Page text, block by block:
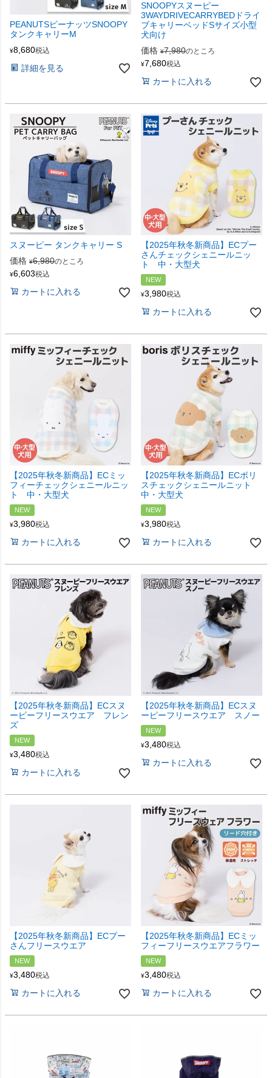
PEANUTSピーナッツSNOOPY
タンクキャリーM
¥8,680税込
詳細を見る
SNOOPYスヌーピー
3WAYDRIVECARRYBEDドライ
ブキャリーベッドSサイズ小型
犬向け
価格 ¥7,980のところ
¥7,680税込
カートに入れる
スヌーピー タンクキャリー S
価格 ¥6,980のところ
¥6,603税込
カートに入れる
【2025年秋冬新商品】ECプー
さんチェックシェニールニッ
ト 中・大型犬
NEW
¥3,980税込
カートに入れる
【2025年秋冬新商品】ECミッ
フィーチェックシェニールニッ
ト 中・大型犬
NEW
¥3,980税込
カートに入れる
【2025年秋冬新商品】ECボリ
スチェックシェニールニット
中・大型犬
NEW
¥3,980税込
カートに入れる
【2025年秋冬新商品】ECスヌ
ーピーフリースウエア フレン
ズ
NEW
¥3,480税込
カートに入れる
【2025年秋冬新商品】ECスヌ
ーピーフリースウエア スノー
NEW
¥3,480税込
カートに入れる
【2025年秋冬新商品】ECプー
さんフリースウエア
NEW
¥3,480税込
カートに入れる
【2025年秋冬新商品】ECミッ
フィーフリースウエアフラワー
NEW
¥3,480税込
カートに入れる